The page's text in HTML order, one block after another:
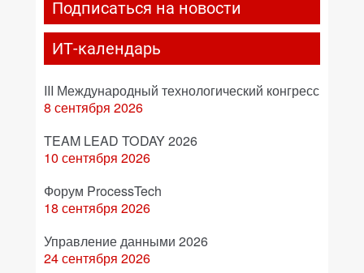
Подписаться на новости
ИТ-календарь
III Международный технологический конгресс
8 сентября 2026
TEAM LEAD TODAY 2026
10 сентября 2026
Форум ProcessTech
18 сентября 2026
Управление данными 2026
24 сентября 2026